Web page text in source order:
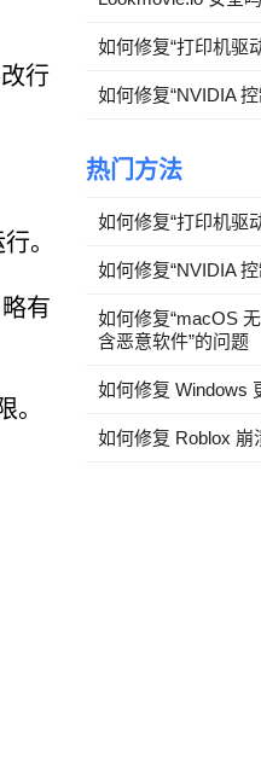
行
。
有
。
如何修复“打印机驱
如何修复“NVIDIA
热门方法
如何修复“打印机驱
如何修复“NVIDIA
如何修复“macOS
含恶意软件”的问题
如何修复 Windows
如何修复 Roblox 崩